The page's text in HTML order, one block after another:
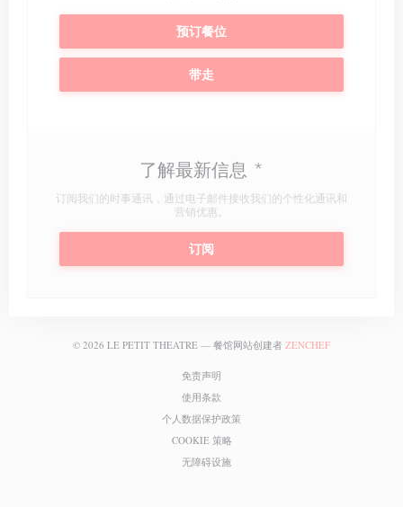
预订餐位
带走
了解最新信息 *
订阅我们的时事通讯，通过电子邮件接收我们的个性化通讯和
营销优惠。
订阅
© 2026 LE PETIT THEATRE — 餐馆网站创建者 ZENCHEF((在新窗口中打
免责声明
使用条款
个人数据保护政策
COOKIE 策略((在新窗口中打开))
无障碍设施((在新窗口中打开))